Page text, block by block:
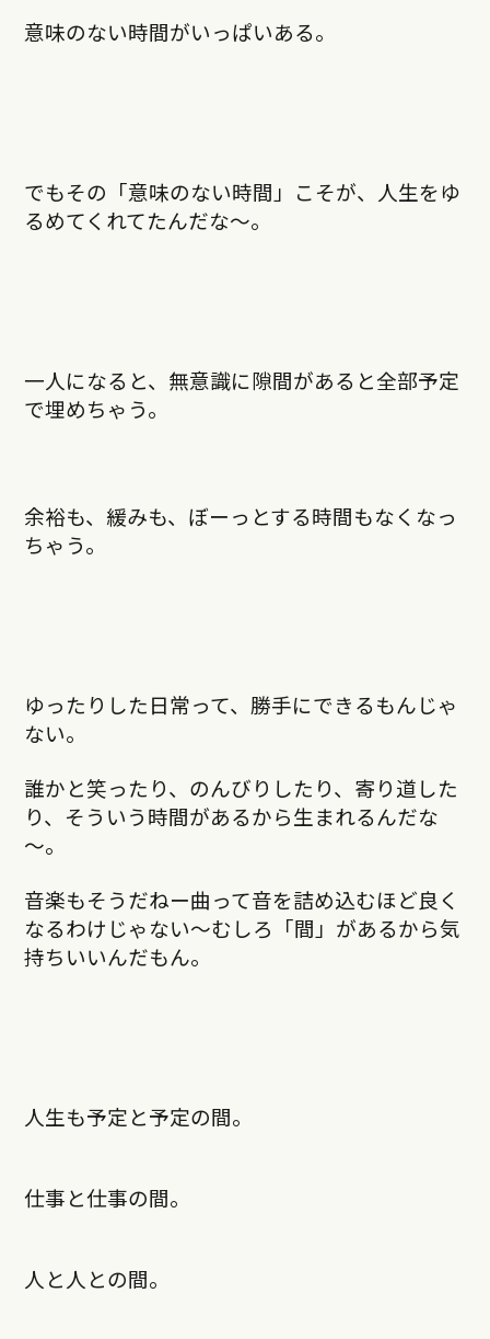
意味のない時間がいっぱいある。
でもその「意味のない時間」こそが、人生をゆ
るめてくれてたんだな～。
一人になると、無意識に隙間があると全部予定
で埋めちゃう。
余裕も、緩みも、ぼーっとする時間もなくなっ
ちゃう。
ゆったりした日常って、勝手にできるもんじゃ
ない。
誰かと笑ったり、のんびりしたり、寄り道した
り、そういう時間があるから生まれるんだな
～。
音楽もそうだねー曲って音を詰め込むほど良く
なるわけじゃない〜むしろ「間」があるから気
持ちいいんだもん。
人生も予定と予定の間。
仕事と仕事の間。
人と人との間。